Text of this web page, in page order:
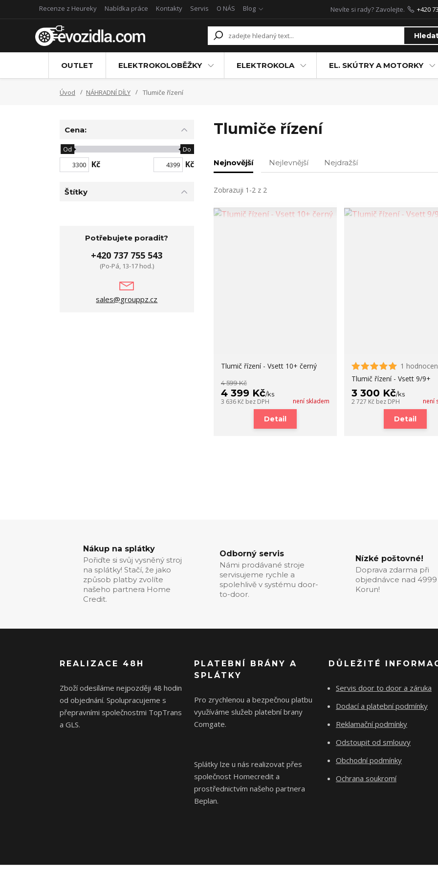
Recenze z Heureky Nabídka práce Kontakty Servis O NÁS Blog Nevíte si rady? Zavolejte. +420
OUTLET ELEKTROKOLOBĚŽKY ELEKTROKOLA EL. SKÚTRY A MOTORKY
Úvod NÁHRADNÍ DÍLY Tlumiče řízení
Tlumiče řízení
Nejnovější Nejlevnější Nejdražší
Zobrazuji 1-2 z 2
Tlumič řízení - Vsett 10+ černý
4 599 Kč
4 399 Kč/ks
3 636 Kč bez DPH není skladem
Detail
1
Tlumič řízení - Vsett 9/9+
3 300 Kč/ks
2 727 Kč bez DPH není
Detail
Cena:
Kč
Od Do
Kč
Štítky
Potřebujete poradit?
+420 737 755 543
(Po-Pá, 13-17 hod.)
sales@grouppz.cz
Nákup na splátky
Pořiďte si svůj vysněný stroj
na splátky! Stačí, že jako
způsob platby zvolíte
našeho partnera Home
Credit.
Odborný servis
Námi prodávané stroje
servisujeme rychle a
spolehlivě v systému door-
to-door.
Nízké poštovné!
Doprava zdarma při
objednávce nad 4999
Korun!
REALIZACE 48H
Zboží odesíláme nejpozději 48 hodin
od objednání. Spolupracujeme s
přepravními společnostmi TopTrans
a GLS.
PLATEBNÍ BRÁNY A
SPLÁTKY
Pro zrychlenou a bezpečnou platbu
využíváme služeb platební brany
Comgate.
Splátky lze u nás realizovat přes
společnost Homecredit a
prostřednictvím našeho partnera
Beplan.
DŮLEŽITÉ
Servis door to door a záruka
Dodací a platební podmínky
Reklamační podmínky
Odstoupit od smlouvy
Obchodní podmínky
Ochrana soukromí